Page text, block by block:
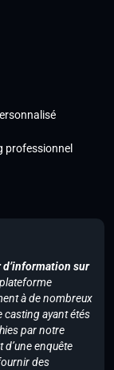
professionnel
d’information sur
à de nombreux
casting ayant étés
par notre
d’une enquête
des